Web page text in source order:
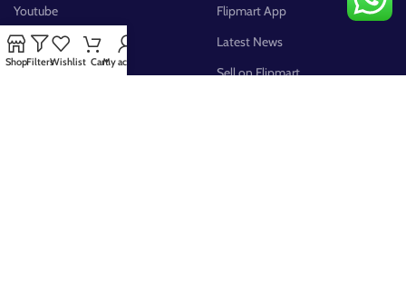
Youtube
Pinterest
FB Group
Flipmart App
Latest News
Sell on Flipmart
ShopFiltersWishlist CartMy account